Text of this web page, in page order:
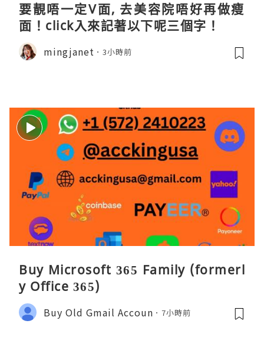
要靚唔一定V面, 去美容院唔好再做瘦
面！click入來記著以下呢三個字！
mingjanet 3小時前
Buy Microsoft 365 Family (formerl
y Office 365)
Buy Old Gmail Accoun 7小時前